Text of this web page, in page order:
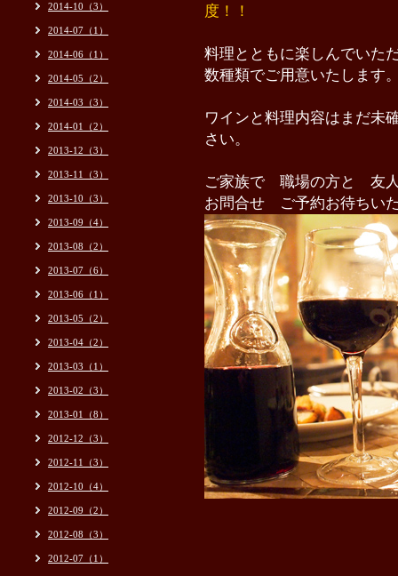
度！！
料理とともに楽しんでいた
数種類でご用意いたします
ワインと料理内容はまだ
さい。
ご家族で 職場の方と 友
お問合せ ご予約お待ちい
2014-10（3）
2014-07（1）
2014-06（1）
2014-05（2）
2014-03（3）
2014-01（2）
2013-12（3）
2013-11（3）
2013-10（3）
2013-09（4）
2013-08（2）
2013-07（6）
2013-06（1）
2013-05（2）
2013-04（2）
2013-03（1）
2013-02（3）
2013-01（8）
2012-12（3）
2012-11（3）
2012-10（4）
2012-09（2）
2012-08（3）
2012-07（1）